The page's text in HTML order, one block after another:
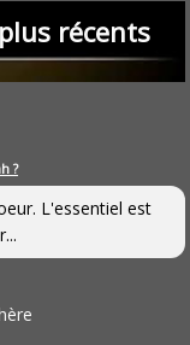
récents
?
L'essentiel est